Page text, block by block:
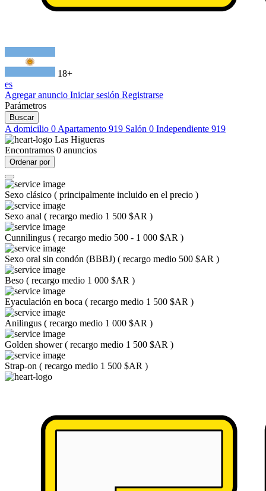
18+
es
Agregar anuncio Iniciar sesión Registrarse
Parámetros
Buscar
A domicilio 0 Apartamento 919 Salón 0 Independiente 919
Las Higueras
Encontramos 0 anuncios
Ordenar por
Sexo clásico ( principalmente incluido en el precio )
Sexo anal ( recargo medio 1 500 $AR )
Cunnilingus ( recargo medio 500 - 1 000 $AR )
Sexo oral sin condón (BBBJ) ( recargo medio 500 $AR )
Beso ( recargo medio 1 000 $AR )
Eyaculación en boca ( recargo medio 1 500 $AR )
Anilingus ( recargo medio 1 000 $AR )
Golden shower( recargo medio 1 500 $AR )
Strap-on ( recargo medio 1 500 $AR )